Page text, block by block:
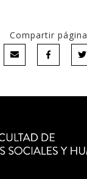
Compartir página